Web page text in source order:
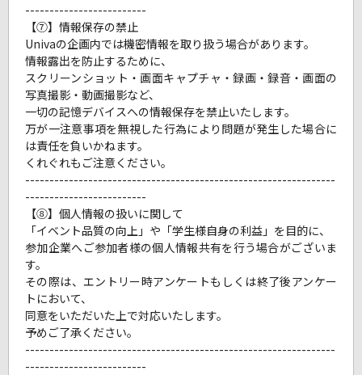
-------------------------
【⑦】情報保存の禁止
Univaの企画内では機密情報を取り扱う場合があります。
情報露出を防止するために、
スクリーンショット・画面キャプチャ・録画・録音・画面の
写真撮影・動画撮影など、
一切の記憶デバイスへの情報保存を禁止いたします。
万が一注意事項を無視した行為により問題が発生した場合に
は責任を負いかねます。
くれぐれもご注意ください。
----------------------------------------------------------------
-------------------------
【⑧】個人情報の扱いに関して
「イベント品質の向上」や「学生様自身の利益」を目的に、
参加企業へご参加者様の個人情報共有を行う場合がございま
す。
その際は、エントリー時アンケートもしくは終了後アンケー
トにおいて、
同意をいただいた上で対応いたします。
予めご了承ください。
----------------------------------------------------------------
-------------------------